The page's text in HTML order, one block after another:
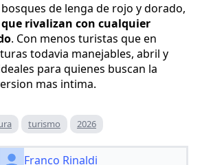
de lenga de rojo y dorado,
que rivalizan con cualquier
. Con menos turistas que en
todavia manejables, abril y
para quienes buscan la
mas intima.
turismo 2026
Franco Rinaldi